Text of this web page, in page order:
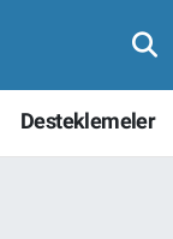
Desteklemeler